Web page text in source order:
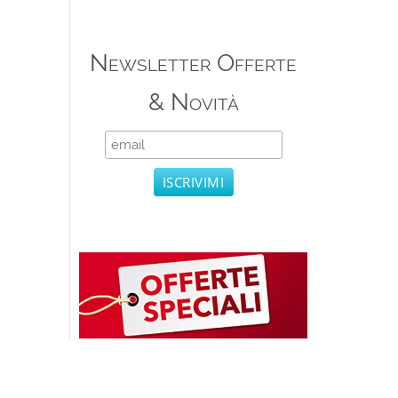
Newsletter Offerte
& Novità